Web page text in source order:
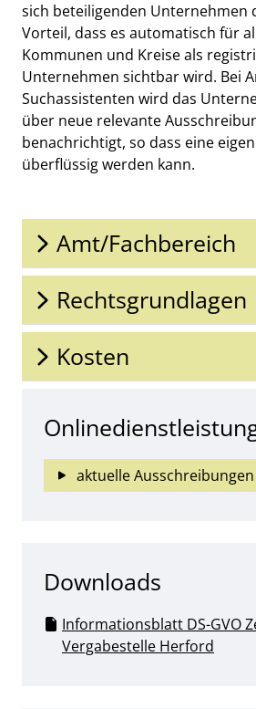
sich beteiligenden Unternehmen
Vorteil, dass es automatisch für
Kommunen und Kreise als
Unternehmen sichtbar wird. Bei
Suchassistenten wird das
über neue relevante
benachrichtigt, so dass eine
überflüssig werden kann.
Amt/Fachbereich
Rechtsgrundlagen
Kosten
aktuelle Ausschreibungen
Downloads
Informationsblatt DS-GVO
Vergabestelle Herford